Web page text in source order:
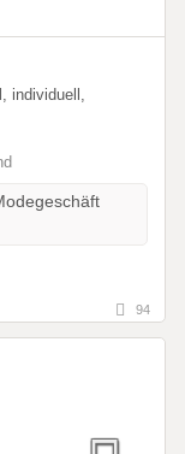
individuell,
94